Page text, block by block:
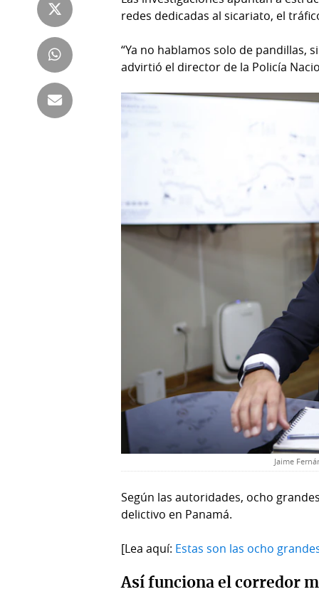
Tienda
Panamá
Tus
Tiquetes
Cero
Club
La
Prensa
Busca
Fácil
redes dedicadas al sicariato, el
“Ya no hablamos solo de pandillas,
advirtió el director de la Policía
Jaime
Según las autoridades, ocho
delictivo en Panamá.
[Lea aquí: Estas son las ocho
Así funciona el corredor